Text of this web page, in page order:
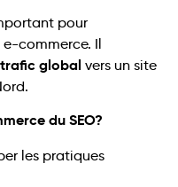
pour
e-commerce. Il
global vers un site
du SEO?
les pratiques